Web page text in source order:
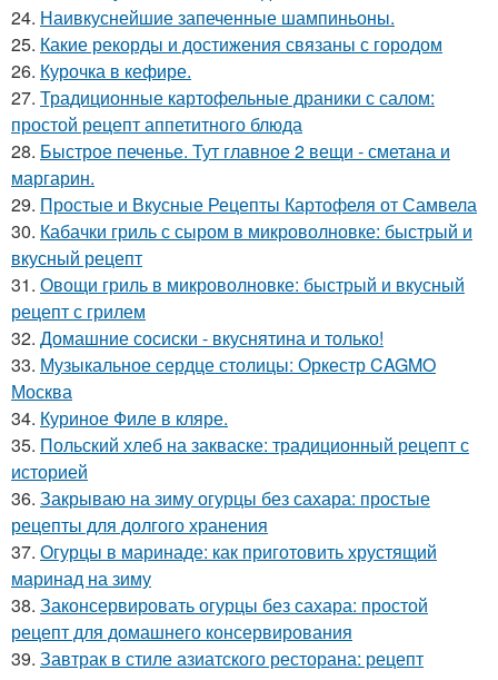
24. Наивкуснейшие запеченные шампиньоны.
25. Какие рекорды и достижения связаны с городом
26. Курочка в кефире.
27. Традиционные картофельные драники с салом:
простой рецепт аппетитного блюда
28. Быстрое печенье. Тут главное 2 вещи - сметана и
маргарин.
29. Простые и Вкусные Рецепты Картофеля от Самвела
30. Кабачки гриль с сыром в микроволновке: быстрый и
вкусный рецепт
31. Овощи гриль в микроволновке: быстрый и вкусный
рецепт с грилем
32. Домашние сосиски - вкуснятина и только!
33. Музыкальное сердце столицы: Оркестр CAGMO
Москва
34. Куриное Филе в кляре.
35. Польский хлеб на закваске: традиционный рецепт с
историей
36. Закрываю на зиму огурцы без сахара: простые
рецепты для долгого хранения
37. Огурцы в маринаде: как приготовить хрустящий
маринад на зиму
38. Законсервировать огурцы без сахара: простой
рецепт для домашнего консервирования
39. Завтрак в стиле азиатского ресторана: рецепт